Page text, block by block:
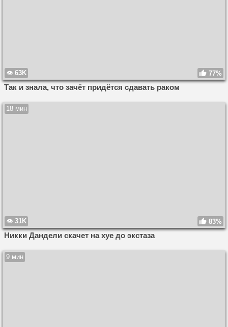
63K 77%
Так и знала, что зачёт придётся сдавать раком
18 мин
31K 83%
Никки Дандели скачет на хуе до экстаза
9 мин